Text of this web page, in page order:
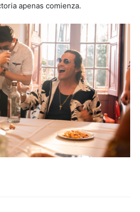
apenas comienza.